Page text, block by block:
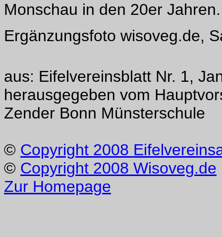
Monschau in den 20er
Ergänzungsfoto wisoveg.de,
aus: Eifelvereinsblatt Nr. 1,
herausgegeben vom
Zender Bonn Münsterschule
© Copyright 2008
© Copyright 2008 Wisoveg.de
Zur Homepage